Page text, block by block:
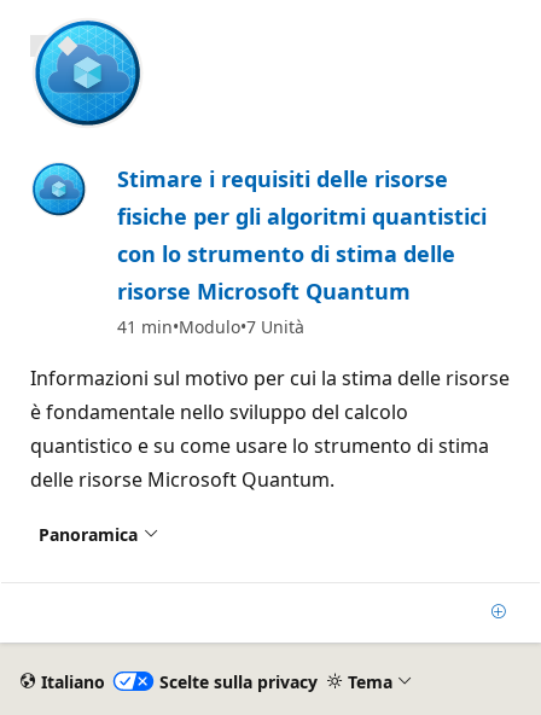
800 XP
Stimare i requisiti delle risorse
fisiche per gli algoritmi quantistici
con lo strumento di stima delle
risorse Microsoft Quantum
41 min Modulo 7 Unità
Informazioni sul motivo per cui la stima delle risorse
è fondamentale nello sviluppo del calcolo
quantistico e su come usare lo strumento di stima
delle risorse Microsoft Quantum.
Panoramica
Italiano Scelte sulla privacy Tema